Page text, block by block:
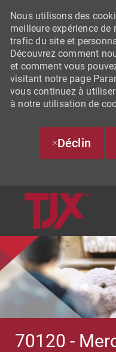
SKIP
Nous utilisons des
meilleure expérience
trafic du site et
Découvrez comment
et comment vous
visitant notre page
vous continuez à
à notre utilisation de
Déclin
70120 -